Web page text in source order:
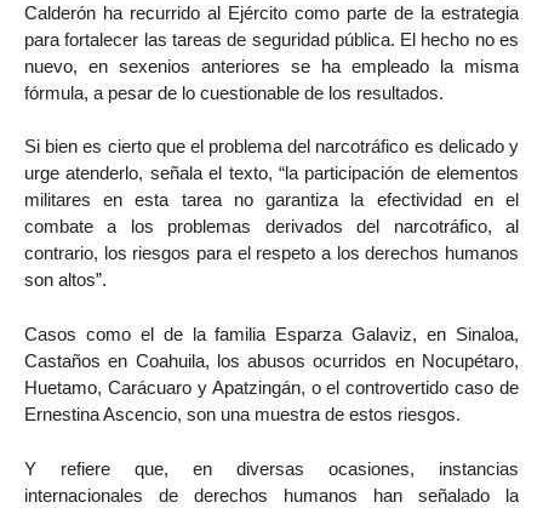
Calderón ha recurrido al Ejército como parte de la estrategia
para fortalecer las tareas de seguridad pública. El hecho no es
nuevo, en sexenios anteriores se ha empleado la misma
fórmula, a pesar de lo cuestionable de los resultados.
Si bien es cierto que el problema del narcotráfico es delicado y
urge atenderlo, señala el texto, “la participación de elementos
militares en esta tarea no garantiza la efectividad en el
combate a los problemas derivados del narcotráfico, al
contrario, los riesgos para el respeto a los derechos humanos
son altos”.
Casos como el de la familia Esparza Galaviz, en Sinaloa,
Castaños en Coahuila, los abusos ocurridos en Nocupétaro,
Huetamo, Carácuaro y Apatzingán, o el controvertido caso de
Ernestina Ascencio, son una muestra de estos riesgos.
Y refiere que, en diversas ocasiones, instancias
internacionales de derechos humanos han señalado la